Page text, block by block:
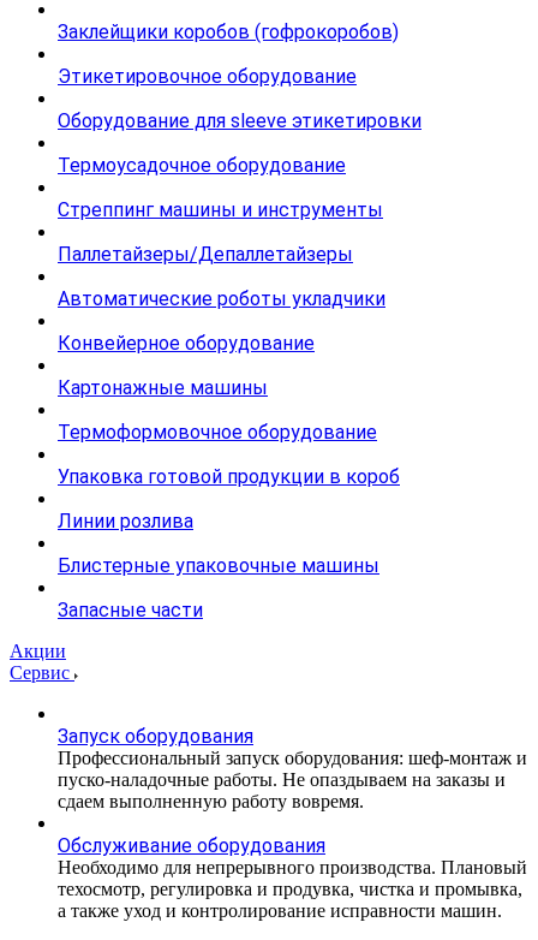
Заклейщики коробов (гофрокоробов)
Этикетировочное оборудование
Оборудование для sleeve этикетировки
Термоусадочное оборудование
Стреппинг машины и инструменты
Паллетайзеры/Депаллетайзеры
Автоматические роботы укладчики
Конвейерное оборудование
Картонажные машины
Термоформовочное оборудование
Упаковка готовой продукции в короб
Линии розлива
Блистерные упаковочные машины
Запасные части
Акции
Сервис
Запуск оборудования
Профессиональный запуск оборудования: шеф-монтаж и
пуско-наладочные работы. Не опаздываем на заказы и
сдаем выполненную работу вовремя.
Обслуживание оборудования
Необходимо для непрерывного производства. Плановый
техосмотр, регулировка и продувка, чистка и промывка,
а также уход и контролирование исправности машин.